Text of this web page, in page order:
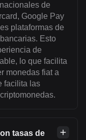
de
Google Pay
plataformas de
Esto
de
lo que facilita
monedas fiat a
facilita las
tasas de